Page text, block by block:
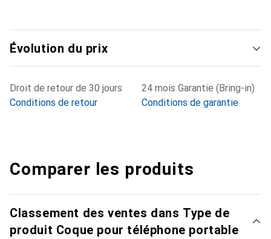
Évolution du prix
Droit de retour de 30 jours
Conditions de retour
24 mois Garantie (Bring-in)
Conditions de garantie
Comparer les produits
Classement des ventes dans Type de
produit Coque pour téléphone portable